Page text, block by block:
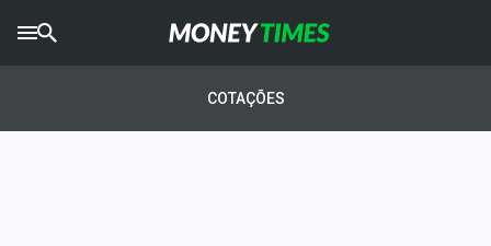
AGROTIMES
COTAÇÕES